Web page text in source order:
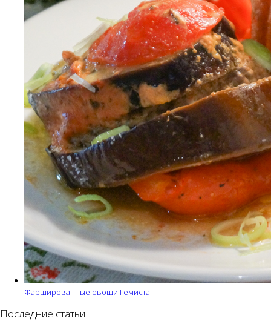
Фаршированные овощи Гемиста
Последние статьи